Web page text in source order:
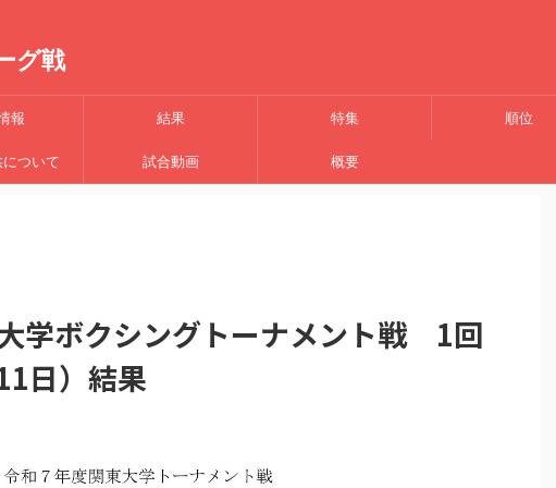
グ戦
報 結果 特集 順位
ついて 試合動画 概要
学ボクシングトーナメント戦 1回
日）結果